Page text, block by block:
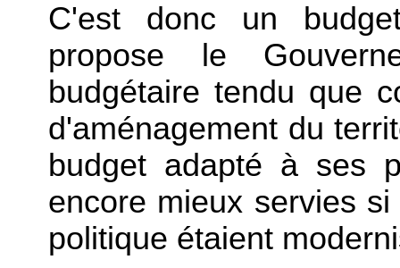
C'est donc un
propose le
budgétaire tendu que
d'aménagement du
budget adapté à ses
encore mieux servies
politique étaient